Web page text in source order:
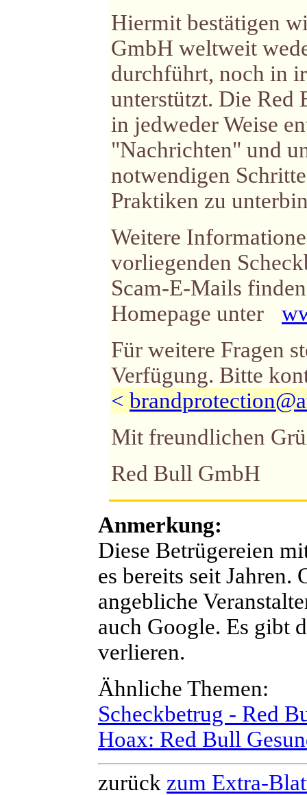
Hiermit bestätigen
GmbH weltweit
durchführt, noch in
unterstützt. Die Red
in jedweder Weise
"Nachrichten" und
notwendigen
Praktiken zu
Weitere
vorliegenden
Scam-E-Mails
Homepage unter
Für weitere Fragen
Verfügung. Bitte
<
Mit freundlichen
Red Bull GmbH
Anmerkung:
Diese Betrügereien
es bereits seit Jahren.
angebliche
auch Google. Es gibt
verlieren.
Ähnliche Themen:
Scheckbetrug - Red
Hoax: Red Bull
zurück zum Extra-